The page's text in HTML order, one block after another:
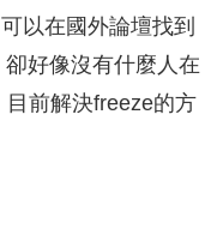
以在國外論壇找到
好像沒有什麼人在
前解決freeze的方